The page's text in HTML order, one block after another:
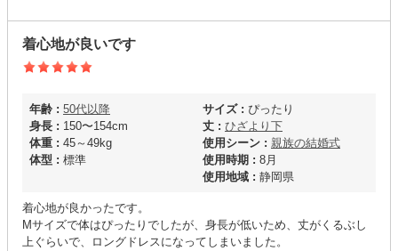
着心地が良いです
年齢 : 50代以降
身長 : 150〜154cm
体重 : 45～49kg
体型 : 標準
サイズ : ぴったり
丈 : ひざより下
使用シーン : 親族の結婚式
使用時期 : 8月
使用地域 : 静岡県
着心地が良かったです。
Mサイズで体はぴったりでしたが、身長が低いため、丈がくるぶし
上ぐらいで、ロングドレスになってしまいました。